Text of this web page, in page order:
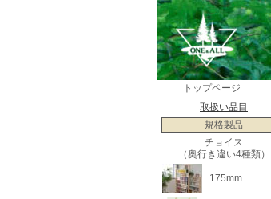
トップページ
取扱い品目
規格製品
チョイス
（奥行き違い4種類）
175mm